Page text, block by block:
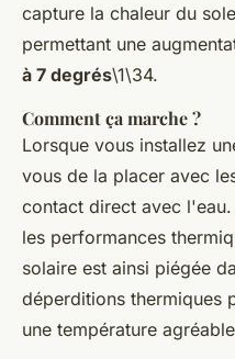
capture la chaleur du
permettant une
à 7 degrés\1\34.
Comment ça marche ?
Lorsque vous installez
vous de la placer avec
contact direct avec
les performances
solaire est ainsi piégée
déperditions thermiques
une température